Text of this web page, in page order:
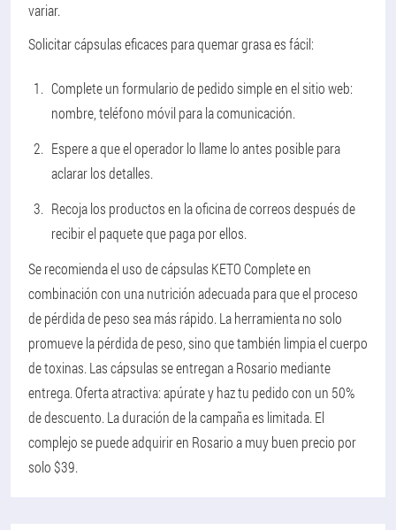
variar.
Solicitar cápsulas eficaces para quemar grasa es fácil:
Complete un formulario de pedido simple en el sitio web:
nombre, teléfono móvil para la comunicación.
Espere a que el operador lo llame lo antes posible para
aclarar los detalles.
Recoja los productos en la oficina de correos después de
recibir el paquete que paga por ellos.
Se recomienda el uso de cápsulas KETO Complete en
combinación con una nutrición adecuada para que el proceso
de pérdida de peso sea más rápido. La herramienta no solo
promueve la pérdida de peso, sino que también limpia el cuerpo
de toxinas. Las cápsulas se entregan a Rosario mediante
entrega. Oferta atractiva: apúrate y haz tu pedido con un 50%
de descuento. La duración de la campaña es limitada. El
complejo se puede adquirir en Rosario a muy buen precio por
solo $39.